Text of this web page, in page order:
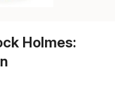
Holmes: